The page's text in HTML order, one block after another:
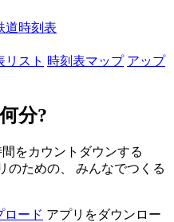
道時刻表
リスト 時刻表マップ アップ
分?
をカウントダウンする
のための、 みんなでつくる
ロード アプリをダウンロー